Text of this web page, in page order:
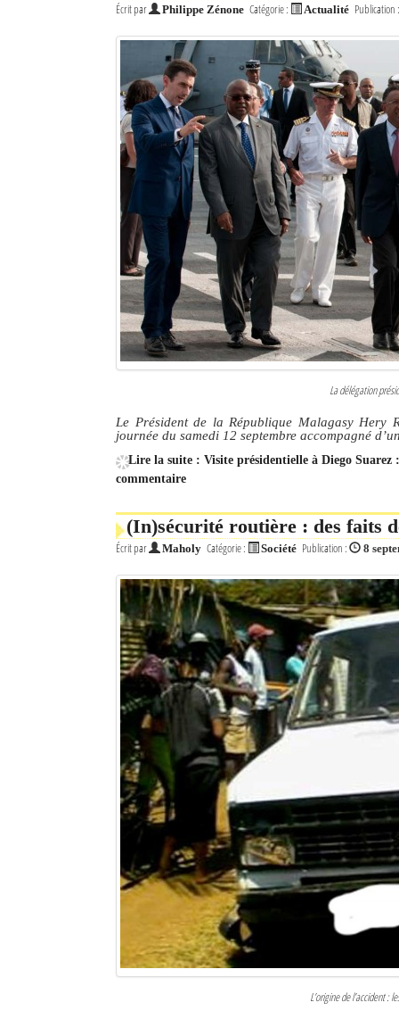
Écrit par Philippe Zénone Catégorie : Actualité
La délégation
Le Président de la République Malagasy Hery
journée du samedi 12 septembre accompagné
Lire la suite : Visite présidentielle à Diego
commentaire
(In)sécurité routière : des faits
Écrit par Maholy Catégorie : Société Publication : 8
L’origine de l’accident :